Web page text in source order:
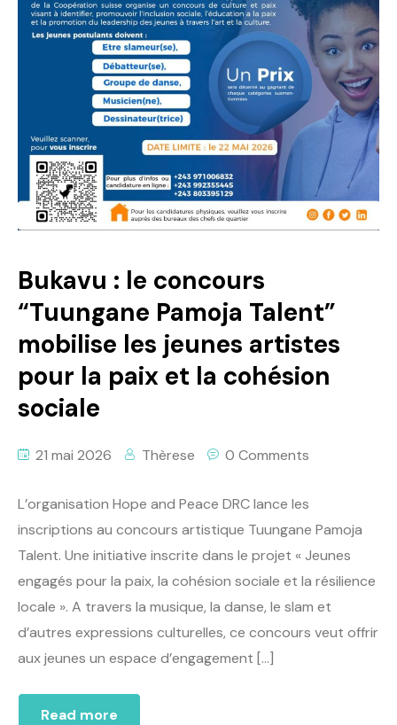
Bukavu : le concours
“Tuungane Pamoja Talent”
mobilise les jeunes artistes
pour la paix et la cohésion
sociale
21 mai 2026 Thèrese 0 Comments
L’organisation Hope and Peace DRC lance les
inscriptions au concours artistique Tuungane Pamoja
Talent. Une initiative inscrite dans le projet « Jeunes
engagés pour la paix, la cohésion sociale et la résilience
locale ». A travers la musique, la danse, le slam et
d’autres expressions culturelles, ce concours veut offrir
aux jeunes un espace d’engagement […]
Read more